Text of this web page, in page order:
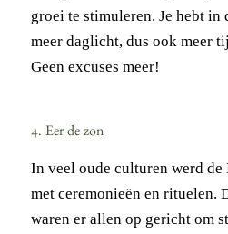
groei te stimuleren. Je hebt in
meer daglicht, dus ook meer
Geen excuses meer!
4. Eer de zon
In veel oude culturen werd de
met ceremonieën en rituelen.
waren er allen op gericht om